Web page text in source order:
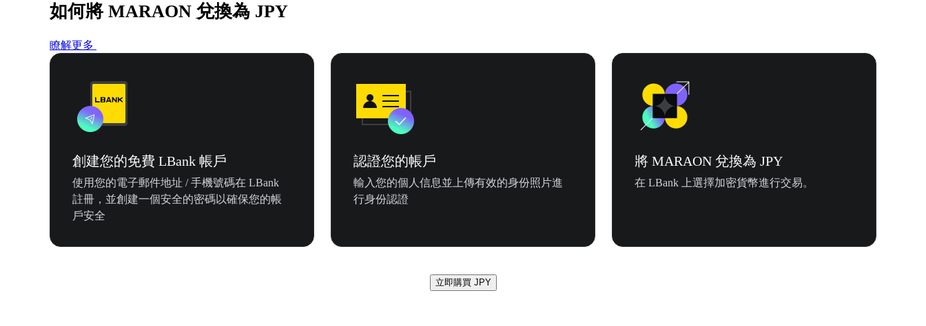
如何將 MARAON 兌換為 JPY
瞭解更多
創建您的免費 LBank 帳戶
使用您的電子郵件地址 / 手機號碼在 LBank
註冊，並創建一個安全的密碼以確保您的帳
戶安全
認證您的帳戶
輸入您的個人信息並上傳有效的身份照片進
行身份認證
將 MARAON 兌換為 JPY
在 LBank 上選擇加密貨幣進行交易。
立即購買 JPY